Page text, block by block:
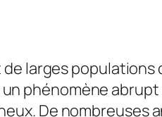
larges
phénomène
De